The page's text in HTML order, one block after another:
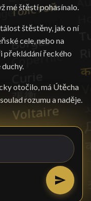
mé štěstí pohasínalo.
štěstěny, jak o ní
cele, nebo na
překládání řeckého
otočilo, má Útěcha
rozumu a naděje.